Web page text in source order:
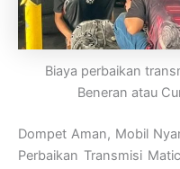
Biaya perbaikan
Beneran atau
Dompet Aman, Mobil
Perbaikan Transmisi